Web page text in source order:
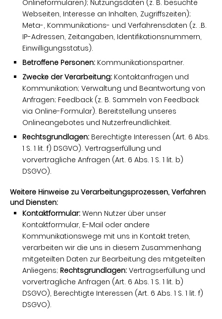
Onlineformularen); Nutzungsdaten (z. B. besuchte
Webseiten, Interesse an Inhalten, Zugriffszeiten);
Meta-, Kommunikations- und Verfahrensdaten (z. .B.
IP-Adressen, Zeitangaben, Identifikationsnummern,
Einwilligungsstatus).
Betroffene Personen: Kommunikationspartner.
Zwecke der Verarbeitung: Kontaktanfragen und
Kommunikation; Verwaltung und Beantwortung von
Anfragen; Feedback (z. B. Sammeln von Feedback
via Online-Formular). Bereitstellung unseres
Onlineangebotes und Nutzerfreundlichkeit.
Rechtsgrundlagen: Berechtigte Interessen (Art. 6 Abs.
1 S. 1 lit. f) DSGVO). Vertragserfüllung und
vorvertragliche Anfragen (Art. 6 Abs. 1 S. 1 lit. b)
DSGVO).
Weitere Hinweise zu Verarbeitungsprozessen, Verfahren
und Diensten:
Kontaktformular: Wenn Nutzer über unser
Kontaktformular, E-Mail oder andere
Kommunikationswege mit uns in Kontakt treten,
verarbeiten wir die uns in diesem Zusammenhang
mitgeteilten Daten zur Bearbeitung des mitgeteilten
Anliegens; Rechtsgrundlagen: Vertragserfüllung und
vorvertragliche Anfragen (Art. 6 Abs. 1 S. 1 lit. b)
DSGVO), Berechtigte Interessen (Art. 6 Abs. 1 S. 1 lit. f)
DSGVO).